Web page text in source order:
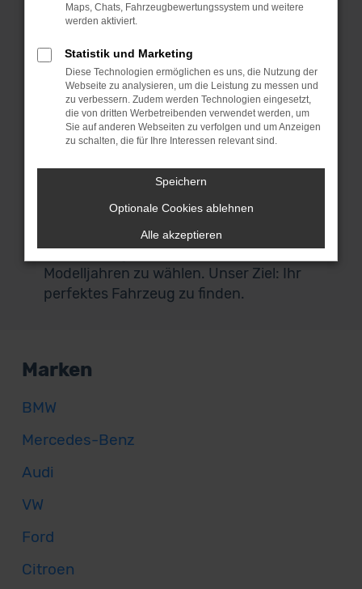
Wir stehen für Transparenz, Sicherheit
Fahrzeug verlassen können, das Sie über
viele Jahre zuverlässig begleitet. Jeder
Mercedes-Benz GLC 220
Gebrauchtwagen durchläuft vor dem
Verkauf eine gründliche Prüfung, sodass
Fahrzeug zu erhalten. Dank unseres
umfangreichen Bestands von über 1.500
Fahrzeugen haben Sie zudem die
Möglichkeit, aus verschiedenen
Ausstattungsvarianten und
Modelljahren zu wählen. Unser Ziel: Ihr
perfektes Fahrzeug zu finden.
Marken
BMW
Mercedes-Benz
Audi
VW
Ford
Citroen
Maps, Chats, Fahrzeugbewertungssystem und weitere
werden aktiviert.
Statistik und Marketing
Diese Technologien ermöglichen es uns, die Nutzung der
Webseite zu analysieren, um die Leistung zu messen und
zu verbessern. Zudem werden Technologien eingesetzt,
die von dritten Werbetreibenden verwendet werden, um
Sie auf anderen Webseiten zu verfolgen und um Anzeigen
zu schalten, die für Ihre Interessen relevant sind.
Speichern
Optionale Cookies ablehnen
Alle akzeptieren